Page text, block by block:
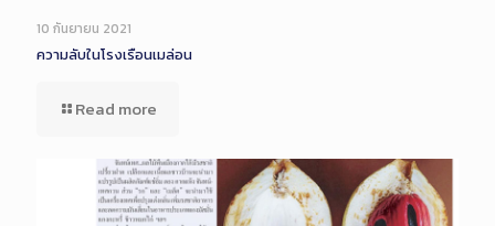
10 กันยายน 2021
ความลับในโรงเรือนเมล่อน
Read more